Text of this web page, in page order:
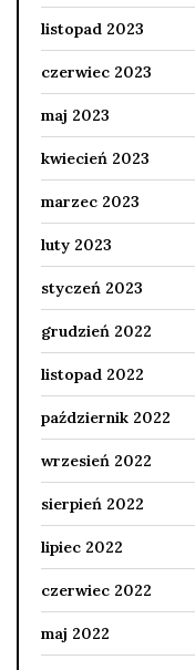
listopad 2023
czerwiec 2023
maj 2023
kwiecień 2023
marzec 2023
luty 2023
styczeń 2023
grudzień 2022
listopad 2022
październik 2022
wrzesień 2022
sierpień 2022
lipiec 2022
czerwiec 2022
maj 2022